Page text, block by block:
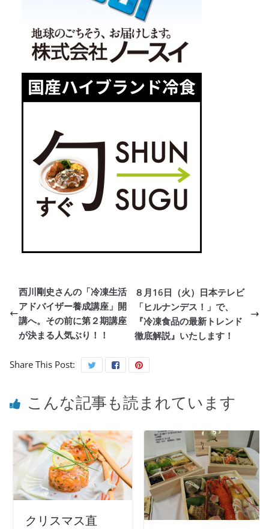
西川剛史さんの「冷凍生活
アドバイザー養成講座」開
講へ。その前に第２期講座
が決まる人気ぶり！！
８月16日（火）日本テレビ
「ヒルナンデス！」で、
『冷凍食品の最新トレンド
徹底解説』いたします！
Share This Post:
こんな記事も読まれています
クリスマス直